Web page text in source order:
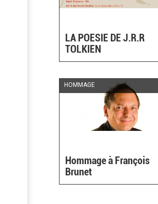
LA POESIE DE J.R.R
TOLKIEN
HOMMAGE
Hommage à François
Brunet